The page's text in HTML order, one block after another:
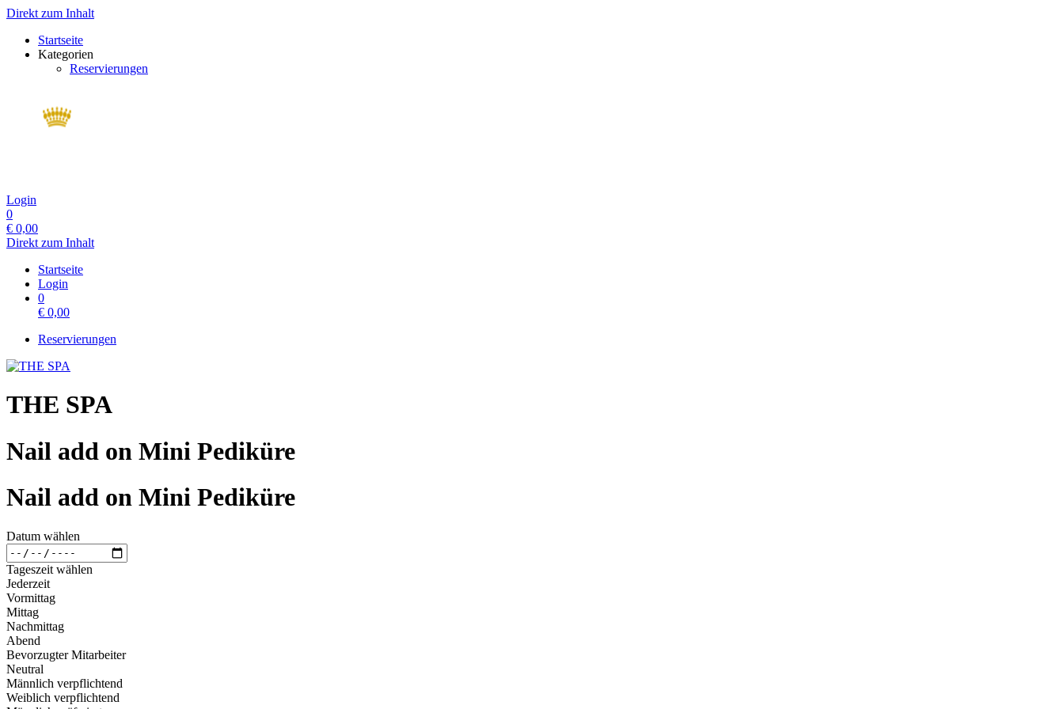
Direkt zum Inhalt
Startseite
Kategorien
Reservierungen
Login
0
€ 0,00
Direkt zum Inhalt
Startseite
Login
0
€ 0,00
Reservierungen
THE SPA
Nail add on Mini Pediküre
Nail add on Mini Pediküre
Datum wählen
Tageszeit wählen
Jederzeit
Vormittag
Mittag
Nachmittag
Abend
Bevorzugter Mitarbeiter
Neutral
Männlich verpflichtend
Weiblich verpflichtend